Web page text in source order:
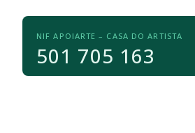
NIF APOIARTE – CASA DO ARTISTA
501 705 163